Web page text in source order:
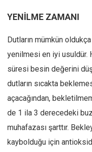
YENİLME ZAMANI
Dutların mümkün
yenilmesi en iyi
süresi besin değerini
dutların sıcakta
açacağından,
de 1 ila 3 derecedeki
muhafazası şarttır.
kaybolduğu için